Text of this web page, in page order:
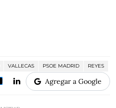
VALLECAS PSOE MADRID REYES
Agregar a Google